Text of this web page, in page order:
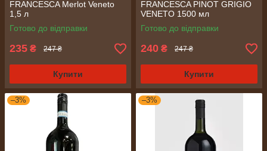
FRANCESCA Merlot Veneto
1,5 л
Готово до відправки
235 ₴ 247 ₴
Купити
FRANCESCA PINOT GRIGIO
VENETO 1500 мл
Готово до відправки
240 ₴ 247 ₴
Купити
–3% –3%